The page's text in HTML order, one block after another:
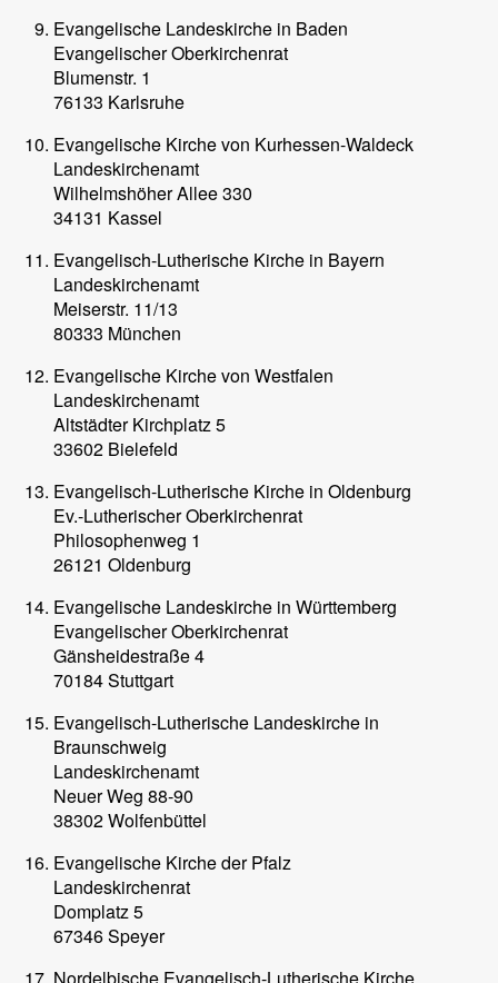
Evangelische Landeskirche in Baden
Evangelischer Oberkirchenrat
Blumenstr. 1
76133 Karlsruhe
Evangelische Kirche von Kurhessen-Waldeck
Landeskirchenamt
Wilhelmshöher Allee 330
34131 Kassel
Evangelisch-Lutherische Kirche in Bayern
Landeskirchenamt
Meiserstr. 11/13
80333 München
Evangelische Kirche von Westfalen
Landeskirchenamt
Altstädter Kirchplatz 5
33602 Bielefeld
Evangelisch-Lutherische Kirche in Oldenburg
Ev.-Lutherischer Oberkirchenrat
Philosophenweg 1
26121 Oldenburg
Evangelische Landeskirche in Württemberg
Evangelischer Oberkirchenrat
Gänsheidestraße 4
70184 Stuttgart
Evangelisch-Lutherische Landeskirche in
Braunschweig
Landeskirchenamt
Neuer Weg 88-90
38302 Wolfenbüttel
Evangelische Kirche der Pfalz
Landeskirchenrat
Domplatz 5
67346 Speyer
Nordelbische Evangelisch-Lutherische Kirche